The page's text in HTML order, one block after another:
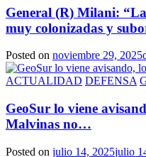
General (R) Milani:
muy colonizadas y
Posted on noviembre 29, 2025
ACTUALIDAD DEFENSA
GeoSur lo viene
Malvinas no…
Posted on julio 14, 2025julio